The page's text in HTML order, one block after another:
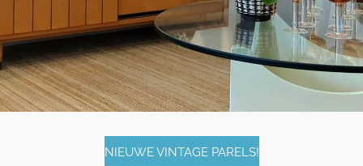
NIEUWE VINTAGE PARELS!